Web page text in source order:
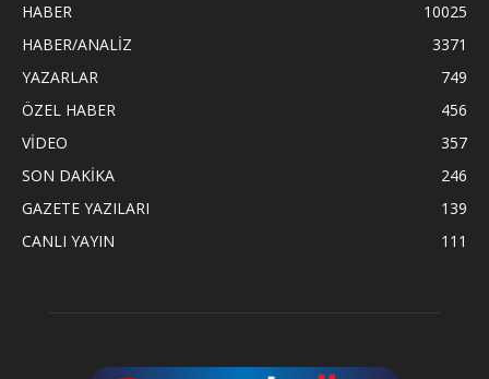
HABER
10025
HABER/ANALİZ
3371
YAZARLAR
749
ÖZEL HABER
456
VİDEO
357
SON DAKİKA
246
GAZETE YAZILARI
139
CANLI YAYIN
111